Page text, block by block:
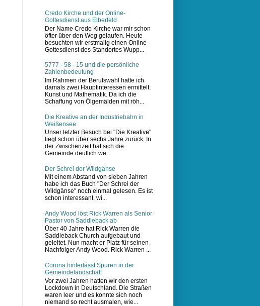
Credo Kirche und der Online-
Gottesdienst aus Elberfeld
Der Name Credo Kirche war mir schon
öfter über den Weg gelaufen. Heute
besuchten wir erstmalig einen Online-
Gottesdienst des Standortes Wupp...
5777 - 58 - 15 und die persönliche
Zahlenbedeutung
Im Rahmen der Berufswahl hatte ich
damals zwei Hauptinteressen ermittelt:
Kunst und Mathematik. Da ich die
Schaffung von Ölgemälden mit röh...
Die Kreative an der Industriebahn in
Weißensee
Unser letzter Besuch bei "Die Kreative"
liegt schon über sechs Jahre zurück. In
der Zwischenzeit hat sich die
Gemeinde deutlich we...
Der Schrei der Wildgänse
Mit einem Abstand von sieben Jahren
habe ich das Buch "Der Schrei der
Wildgänse" noch einmal gelesen. Es ist
schon interessant, wi...
Andy Wood löst Rick Warren als Senior
Pastor von Saddleback ab
Über 40 Jahre hat Rick Warren die
Saddleback Church aufgebaut und
geleitet. Nun macht er Platz für seinen
Nachfolger Andy Wood. Rick Warren ...
Corona hinterlässt Spuren in der
Gemeindelandschaft
Vor zwei Jahren hatten wir den ersten
Lockdown in Deutschland. Die Straßen
waren leer und es konnte sich noch
niemand so recht ausmalen, wie...